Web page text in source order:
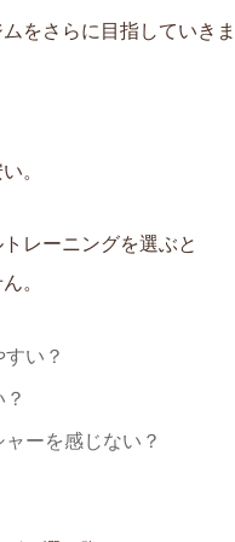
をさらに目指していき
。
レーニングを選ぶと
。
い？
ーを感じない？